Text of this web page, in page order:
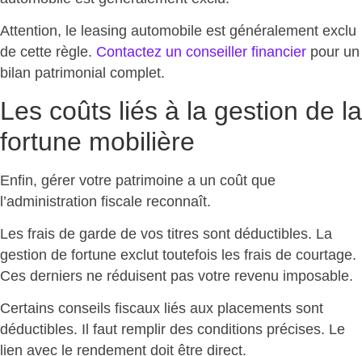
Attention, le leasing automobile est généralement exclu
de cette règle. Contactez un conseiller financier pour un
bilan patrimonial complet.
Les coûts liés à la gestion de la
fortune mobilière
Enfin, gérer votre patrimoine a un coût que
l’administration fiscale reconnaît.
Les frais de garde de vos titres sont déductibles. La
gestion de fortune exclut toutefois les frais de courtage.
Ces derniers ne réduisent pas votre revenu imposable.
Certains conseils fiscaux liés aux placements sont
déductibles. Il faut remplir des conditions précises. Le
lien avec le rendement doit être direct.